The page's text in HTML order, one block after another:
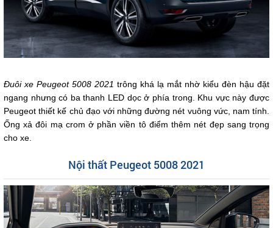
Đuôi xe Peugeot 5008 2021 trông khá lạ mắt nhờ kiểu đèn hậu đặt
ngang nhưng có ba thanh LED dọc ở phía trong. Khu vực này được
Peugeot thiết kế chủ đạo với những đường nét vuông vức, nam tính.
Ống xả đôi mạ crom ở phần viền tô điểm thêm nét đẹp sang trọng
cho xe.
Nội thất Peugeot 5008 2021